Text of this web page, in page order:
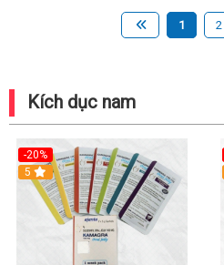
1 2
Kích dục nam
-20%
5